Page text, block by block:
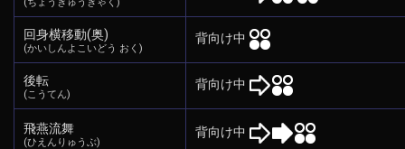
回身横移動(奥)
(かいしんよこいどう おく)
背向け中
後転
(こうてん)
背向け中
飛燕流舞
(ひえんりゅうぶ)
背向け中